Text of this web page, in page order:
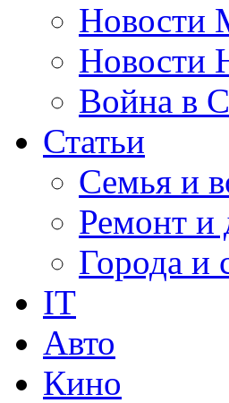
Новости
Новости
Война в
Статьи
Семья и
Ремонт и
Города и
IT
Авто
Кино